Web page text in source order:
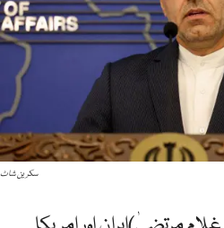
سکرین شاٹ